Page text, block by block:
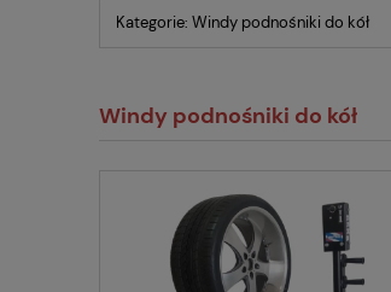
Kategorie: Windy podnośniki do kół
Windy podnośniki do kół